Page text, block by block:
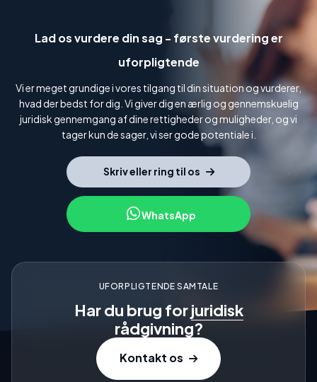
Lad os vurdere din sag - første vurdering er
uforpligtende
Vi er meget grundige i vores tilgang til din situation og vurderer,
hvad der bedst for dig. Vi giver dig en ærlig og gennemskuelig
juridisk gennemgang af dine rettigheder og muligheder, og vi
tager kun de sager, vi ser gode potentiale i.
Skriv eller ring til os
WhatsApp
UFORPLIGTENDE SAMTALE
Har du brug forjuridisk
rådgivning?
Kontakt os